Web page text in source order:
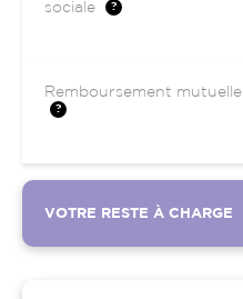
sociale
Remboursement mutuelle
VOTRE RESTE À CHARGE